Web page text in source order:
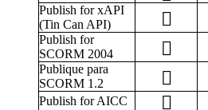
Publish for xAPI
(Tin Can API)
Publish for
SCORM 2004
Publique para
SCORM 1.2
Publish for AICC